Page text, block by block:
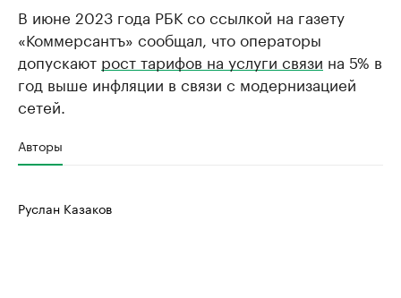
В июне 2023 года РБК со ссылкой на газету
«Коммерсантъ» сообщал, что операторы
допускают рост тарифов на услуги связи на 5% в
год выше инфляции в связи с модернизацией
сетей.
Авторы
Руслан Казаков